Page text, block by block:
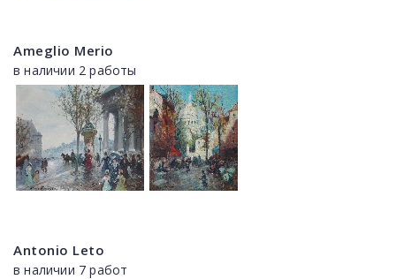
Ameglio Merio
в наличии 2 работы
Antonio Leto
в наличии 7 работ